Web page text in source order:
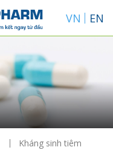
VN EN
Kháng sinh tiêm